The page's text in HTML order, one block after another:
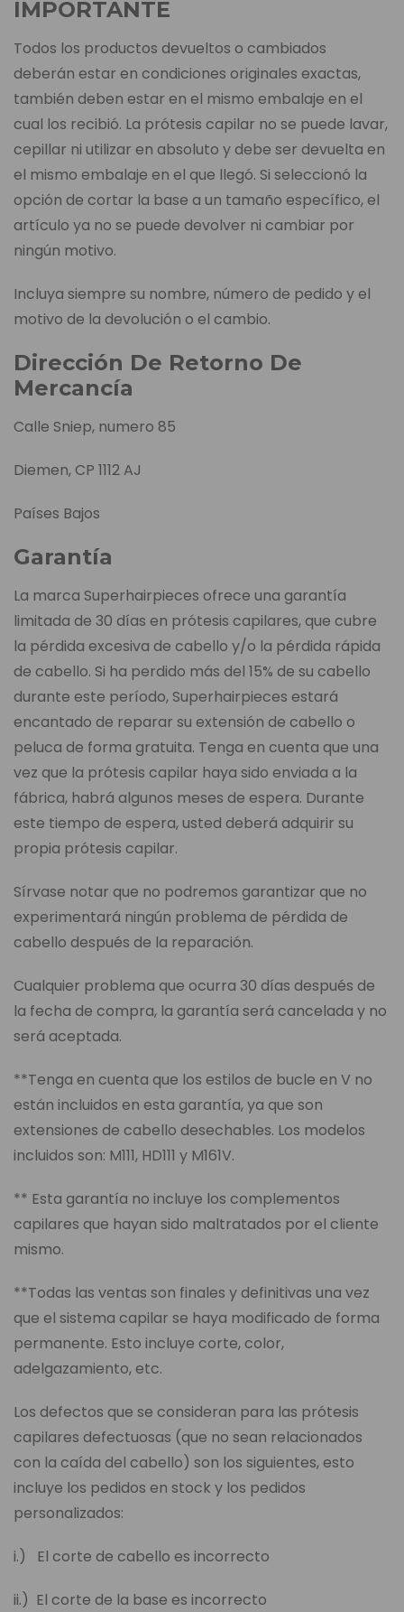
IMPORTANTE
Todos los productos devueltos o cambiados
deberán estar en condiciones originales exactas,
también deben estar en el mismo embalaje en el
cual los recibió. La prótesis capilar no se puede lavar,
cepillar ni utilizar en absoluto y debe ser devuelta en
el mismo embalaje en el que llegó. Si seleccionó la
opción de cortar la base a un tamaño específico, el
artículo ya no se puede devolver ni cambiar por
ningún motivo.
Incluya siempre su nombre, número de pedido y el
motivo de la devolución o el cambio.
Dirección De Retorno De
Mercancía
Calle Sniep, numero 85
Diemen, CP 1112 AJ
Países Bajos
Garantía
La marca Superhairpieces ofrece una garantía
limitada de 30 días en prótesis capilares, que cubre
la pérdida excesiva de cabello y/o la pérdida rápida
de cabello. Si ha perdido más del 15% de su cabello
durante este período, Superhairpieces estará
encantado de reparar su extensión de cabello o
peluca de forma gratuita. Tenga en cuenta que una
vez que la prótesis capilar haya sido enviada a la
fábrica, habrá algunos meses de espera. Durante
este tiempo de espera, usted deberá adquirir su
propia prótesis capilar.
Sírvase notar que no podremos garantizar que no
experimentará ningún problema de pérdida de
cabello después de la reparación.
Cualquier problema que ocurra 30 días después de
la fecha de compra, la garantía será cancelada y no
será aceptada.
**Tenga en cuenta que los estilos de bucle en V no
están incluidos en esta garantía, ya que son
extensiones de cabello desechables. Los modelos
incluidos son: M111, HD111 y M161V.
** Esta garantía no incluye los complementos
capilares que hayan sido maltratados por el cliente
mismo.
**Todas las ventas son finales y definitivas una vez
que el sistema capilar se haya modificado de forma
permanente. Esto incluye corte, color,
adelgazamiento, etc.
Los defectos que se consideran para las prótesis
capilares defectuosas (que no sean relacionados
con la caída del cabello) son los siguientes, esto
incluye los pedidos en stock y los pedidos
personalizados:
i.) El corte de cabello es incorrecto
ii.) El corte de la base es incorrecto